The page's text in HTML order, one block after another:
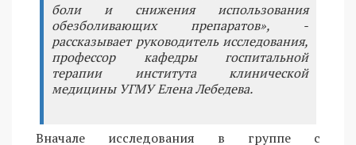
боли и снижения использования
обезболивающих препаратов», -
рассказывает руководитель исследования,
профессор кафедры госпитальной
терапии института клинической
медицины УГМУ Елена Лебедева.
Вначале исследования в группе с